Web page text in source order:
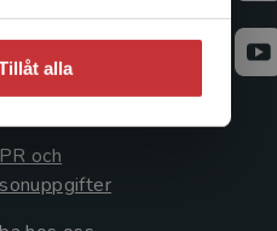
alla
och rättigheter
och